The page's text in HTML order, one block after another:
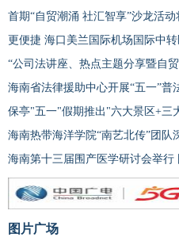
首期“自贸潮涌 社汇智享”沙龙活
更便捷 海口美兰国际机场国际中转
海南省法律援助中心开展“五一”普
保亭"五一"假期推出"六大景区+三
海南热带海洋学院“南艺北传”团
海南第十三届围产医学研讨会举
图片广场